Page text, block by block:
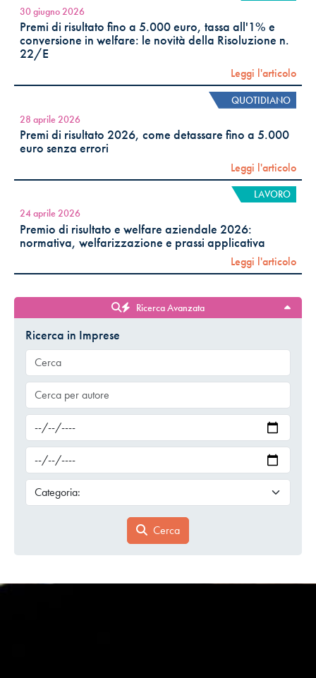
30 giugno 2026
Premi di risultato fino a 5.000 euro, tassa all'1% e
conversione in welfare: le novità della Risoluzione n.
22/E
Leggi l'articolo
QUOTIDIANO
28 aprile 2026
Premi di risultato 2026, come detassare fino a 5.000
euro senza errori
Leggi l'articolo
LAVORO
24 aprile 2026
Premio di risultato e welfare aziendale 2026:
normativa, welfarizzazione e prassi applicativa
Leggi l'articolo
Ricerca Avanzata
Ricerca in Imprese
Cerca